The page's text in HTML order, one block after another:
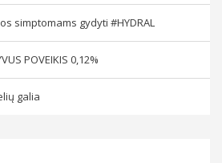
simptomams gydyti #HYDRAL
POVEIKIS 0,12%
galia